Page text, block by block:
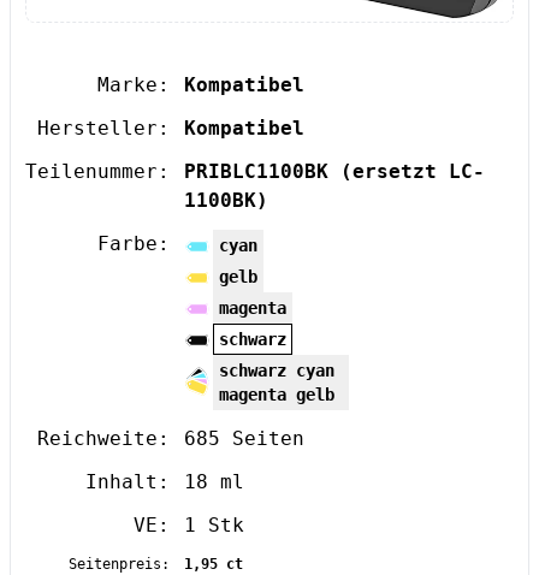
Marke:
Kompatibel
Hersteller:
Kompatibel
Teilenummer:
PRIBLC1100BK
(ersetzt LC-
1100BK)
Farbe:
cyan
gelb
magenta
schwarz
schwarz cyan
magenta gelb
Reichweite:
685 Seiten
Inhalt:
18 ml
VE:
1 Stk
Seitenpreis:
1,95 ct